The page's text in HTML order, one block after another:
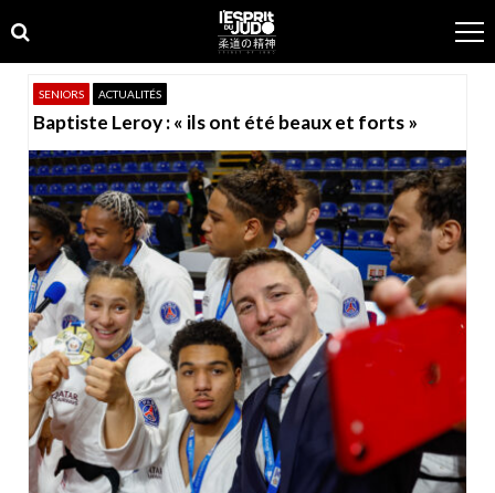
to
navigation
to
content
SENIORS ACTUALITÉS
Baptiste Leroy : « ils ont été beaux et forts »